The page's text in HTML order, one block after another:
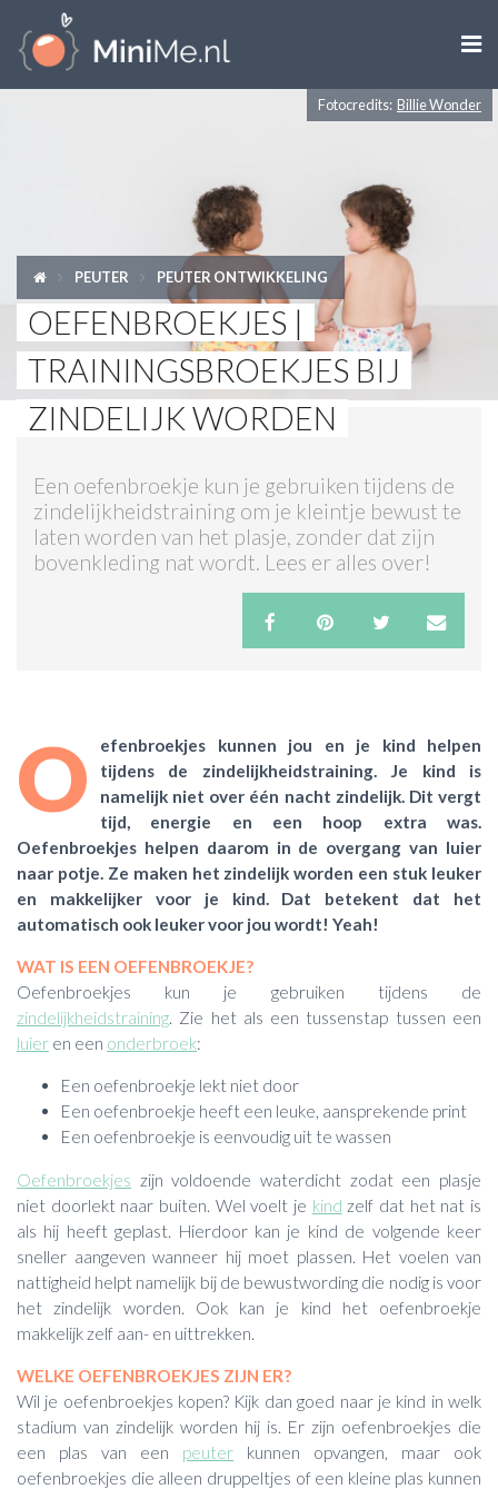

PEUTER
KIND
LIFESTYLE
SHOPS
ACTIES & KORTING
Fotocredits: Billie Wonder
PEUTER PEUTER ONTWIKKELING
OEFENBROEKJES |
TRAININGSBROEKJES BIJ
ZINDELIJK WORDEN
Een oefenbroekje kun je gebruiken tijdens de
zindelijkheidstraining om je kleintje bewust te
laten worden van het plasje, zonder dat zijn
bovenkleding nat wordt. Lees er alles over!
O
efenbroekjes kunnen jou en je kind helpen
tijdens de zindelijkheidstraining. Je kind is
namelijk niet over één nacht zindelijk. Dit vergt
tijd, energie en een hoop extra was.
Oefenbroekjes helpen daarom in de overgang van luier
naar potje. Ze maken het zindelijk worden een stuk leuker
en makkelijker voor je kind. Dat betekent dat het
automatisch ook leuker voor jou wordt! Yeah!
WAT IS EEN OEFENBROEKJE?
Oefenbroekjes kun je gebruiken tijdens de
zindelijkheidstraining. Zie het als een tussenstap tussen een
luier en een onderbroek:
Een oefenbroekje lekt niet door
Een oefenbroekje heeft een leuke, aansprekende print
Een oefenbroekje is eenvoudig uit te wassen
Oefenbroekjes zijn voldoende waterdicht zodat een plasje
niet doorlekt naar buiten. Wel voelt je kind zelf dat het nat is
als hij heeft geplast. Hierdoor kan je kind de volgende keer
sneller aangeven wanneer hij moet plassen. Het voelen van
nattigheid helpt namelijk bij de bewustwording die nodig is voor
het zindelijk worden. Ook kan je kind het oefenbroekje
makkelijk zelf aan- en uittrekken.
WELKE OEFENBROEKJES ZIJN ER?
Wil je oefenbroekjes kopen? Kijk dan goed naar je kind in welk
stadium van zindelijk worden hij is. Er zijn oefenbroekjes die
een plas van een peuter kunnen opvangen, maar ook
oefenbroekjes die alleen druppeltjes of een kleine plas kunnen